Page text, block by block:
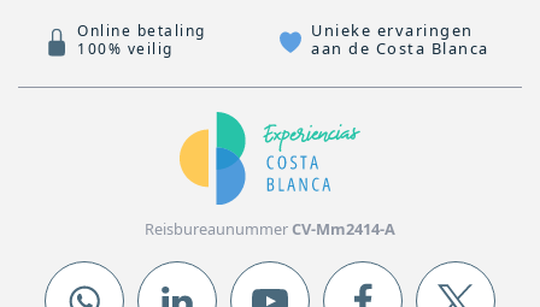
Online betaling
100% veilig
Unieke ervaringen
aan de Costa Blanca
ReisbureaunummerCV-Mm2414-A